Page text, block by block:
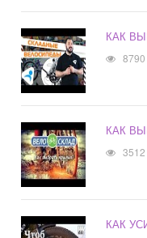
КАК
8790
КАК
3512
КАК